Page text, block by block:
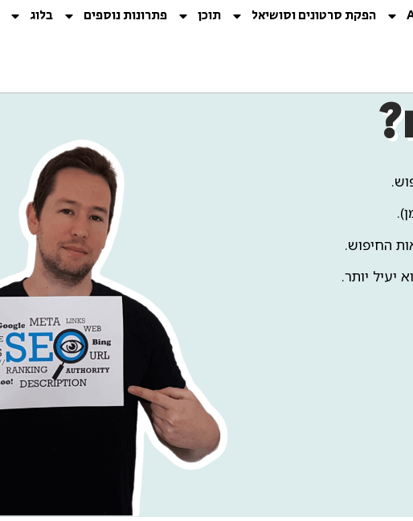
הפקת סרטונים וסושיאל תוכן פתרונות נוספים בלוג
החיפוש.
יעיל יותר.